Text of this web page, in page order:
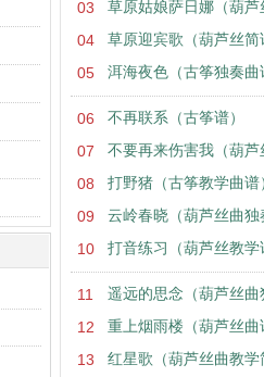
03 草原姑娘萨日娜（葫
04 草原迎宾歌（葫芦丝简
05 洱海夜色（古筝独奏曲
06 不再联系（古筝谱）
07 不要再来伤害我（葫芦
08 打野猪（古筝教学曲谱
09 云岭春晓（葫芦丝曲独
10 打音练习（葫芦丝教学
11 遥远的思念（葫芦丝
12 重上烟雨楼（葫芦丝曲
13 红星歌（葫芦丝曲教学